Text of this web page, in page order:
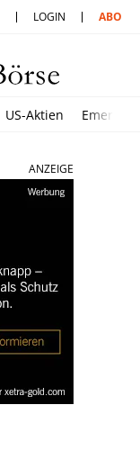
LOGIN ABO
US-Aktien
ANZEIGE